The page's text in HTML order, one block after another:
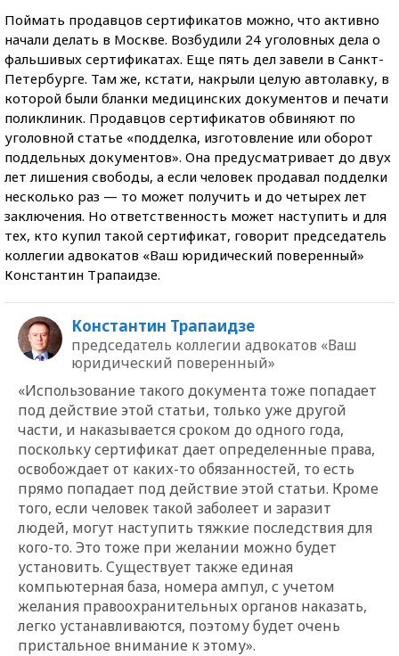
Поймать продавцов сертификатов можно, что активно
начали делать в Москве. Возбудили 24 уголовных дела о
фальшивых сертификатах. Еще пять дел завели в Санкт-
Петербурге. Там же, кстати, накрыли целую автолавку, в
которой были бланки медицинских документов и печати
поликлиник. Продавцов сертификатов обвиняют по
уголовной статье «подделка, изготовление или оборот
поддельных документов». Она предусматривает до двух
лет лишения свободы, а если человек продавал подделки
несколько раз — то может получить и до четырех лет
заключения. Но ответственность может наступить и для
тех, кто купил такой сертификат, говорит председатель
коллегии адвокатов «Ваш юридический поверенный»
Константин Трапаидзе.
Константин Трапаидзе
председатель коллегии адвокатов «Ваш
юридический поверенный»
«Использование такого документа тоже попадает
под действие этой статьи, только уже другой
части, и наказывается сроком до одного года,
поскольку сертификат дает определенные права,
освобождает от каких-то обязанностей, то есть
прямо попадает под действие этой статьи. Кроме
того, если человек такой заболеет и заразит
людей, могут наступить тяжкие последствия для
кого-то. Это тоже при желании можно будет
установить. Существует также единая
компьютерная база, номера ампул, с учетом
желания правоохранительных органов наказать,
легко устанавливаются, поэтому будет очень
пристальное внимание к этому».